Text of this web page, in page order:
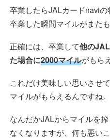
卒業したらJALカードnaviの
卒業した瞬間マイルがまた
正確には、卒業して他の
た場合に2000マイルがもら
これだけ美味しい思いさせ
マイルがもらえるんですね。
なんだかJALからマイルを
なくなりますが、何も悪い